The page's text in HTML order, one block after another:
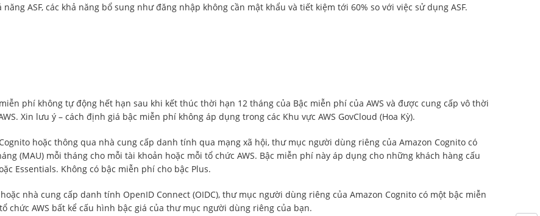
ASF, các khả năng bổ sung như đăng nhập không cần mật khẩu và tiết kiệm tới 60% so với việc sử dụng ASF.
phí không tự động hết hạn sau khi kết thúc thời hạn 12 tháng của Bậc miễn phí của AWS và được cung cấp vô thời
Xin lưu ý – cách định giá bậc miễn phí không áp dụng trong các Khu vực AWS GovCloud (Hoa Kỳ).
hoặc thông qua nhà cung cấp danh tính qua mạng xã hội, thư mục người dùng riêng của Amazon Cognito có
(MAU) mỗi tháng cho mỗi tài khoản hoặc mỗi tổ chức AWS. Bậc miễn phí này áp dụng cho những khách hàng cấu
Essentials. Không có bậc miễn phí cho bậc Plus.
nhà cung cấp danh tính OpenID Connect (OIDC), thư mục người dùng riêng của Amazon Cognito có một bậc miễn
chức AWS bất kể cấu hình bậc giá của thư mục người dùng riêng của bạn.